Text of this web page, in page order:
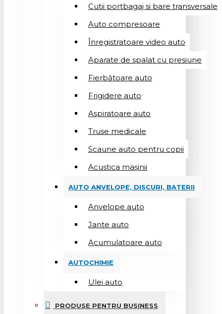
Cutii portbagaj si bare transversale
Auto compresoare
Înregistratoare video auto
Aparate de spalat cu presiune
Fierbătoare auto
Frigidere auto
Aspiratoare auto
Truse medicale
Scaune auto pentru copii
Acustica mașinii
AUTO ANVELOPE, DISCURI, BATERII
Anvelope auto
Jante auto
Acumulatoare auto
AUTOCHIMIE
Ulei auto
PRODUSE PENTRU BUSINESS